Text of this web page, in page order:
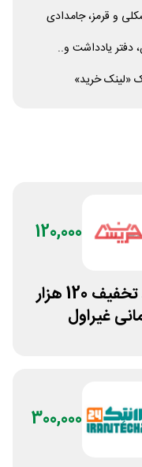
دفتر یادداشت و..
«لینک خرید»
120,000
کد تخفیف 120 هزار
غیراول
300,000